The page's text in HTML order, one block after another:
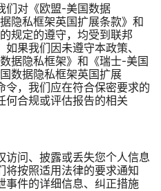
们​对​《欧盟-美国​数据​
隐私框​架​英国​扩展​条款》​和​
规定​的​遵守，​均​受​到​联邦​
如果​我们​因未​遵​守本​政策、​
据​隐私框架》​和​《瑞士-美国​
数据​隐私框​架​英国​扩展​
令，​我们​应​在​符合​保密​要求​的​
何​合规​或​评估​报告​的​相关​
访问、​披露​或​丢失​您​个​人​信息​
将​按照​适用​法律​的​要求​通知​
事件​的​详细​信息、​纠正​措施​